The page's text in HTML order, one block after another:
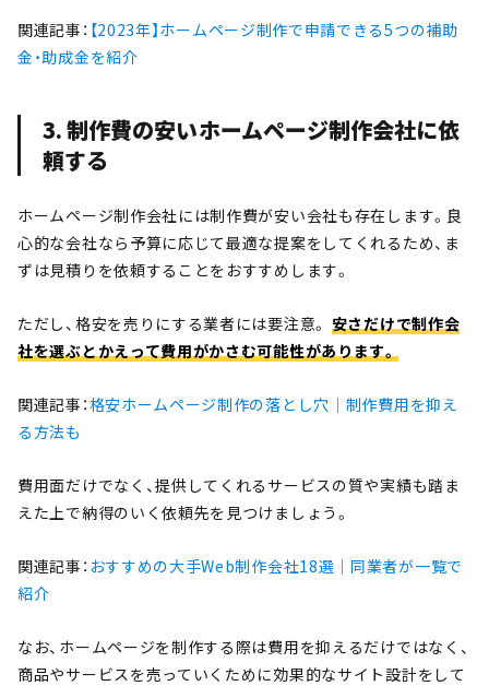
関連記事： 【2023年】ホームページ制作で申請できる5つの補助
金・助成金を紹介
3. 制作費の安いホームページ制作会社に依
頼する
ホームページ制作会社には制作費が安い会社も存在します。良
心的な会社なら予算に応じて最適な提案をしてくれるため、ま
ずは見積りを依頼することをおすすめします。
ただし、格安を売りにする業者には要注意。 安さだけで制作会
社を選ぶとかえって費用がかさむ可能性があります。
関連記事：格安ホームページ制作の落とし穴｜制作費用を抑え
る方法も
費用面だけでなく、提供してくれるサービスの質や実績も踏ま
えた上で納得のいく依頼先を見つけましょう。
関連記事： おすすめの大手Web制作会社18選｜同業者が一覧で
紹介
なお、ホームページを制作する際は費用を抑えるだけではなく、
商品やサービスを売っていくために効果的なサイト設計をして